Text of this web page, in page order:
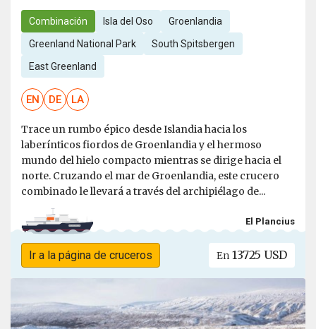
Combinación Isla del Oso Groenlandia
Greenland National Park South Spitsbergen
East Greenland
EN DE LA
Trace un rumbo épico desde Islandia hacia los
laberínticos fiordos de Groenlandia y el hermoso
mundo del hielo compacto mientras se dirige hacia el
norte. Cruzando el mar de Groenlandia, este crucero
combinado le llevará a través del archipiélago de...
El Plancius
Ir a la página de cruceros En 13725 USD